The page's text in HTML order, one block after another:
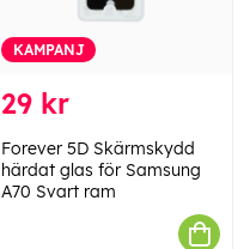
KAMPANJ
29 kr
Forever 5D Skärmskydd
härdat glas för Samsung
A70 Svart ram